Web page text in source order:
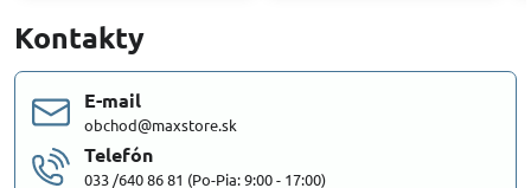
Kontakty
E-mail
obchod@maxstore.sk
Telefón
033 /640 86 81 (Po-Pia: 9:00 - 17:00)